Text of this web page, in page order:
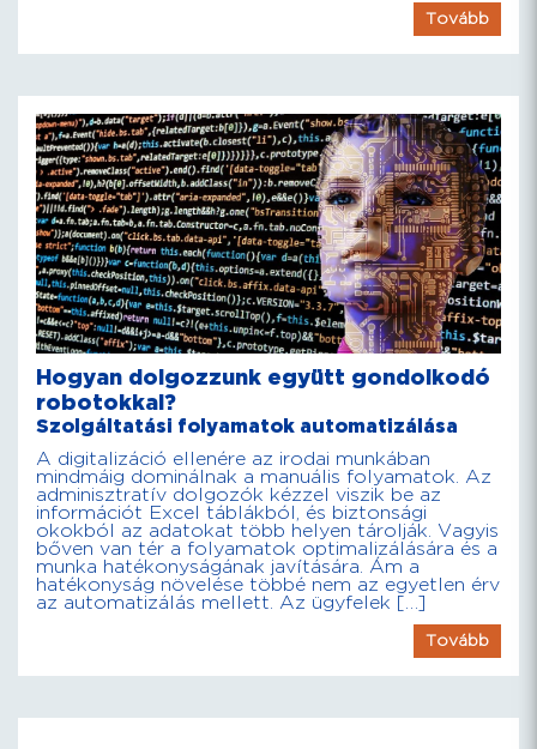
Tovább
Hogyan dolgozzunk együtt gondolkodó
robotokkal?
Szolgáltatási folyamatok automatizálása
A digitalizáció ellenére az irodai munkában
mindmáig dominálnak a manuális folyamatok. Az
adminisztratív dolgozók kézzel viszik be az
információt Excel táblákból, és biztonsági
okokból az adatokat több helyen tárolják. Vagyis
bőven van tér a folyamatok optimalizálására és a
munka hatékonyságának javítására. Ám a
hatékonyság növelése többé nem az egyetlen érv
az automatizálás mellett. Az ügyfelek […]
Tovább